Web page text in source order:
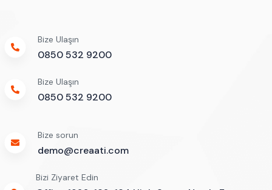
Bize Ulaşın
0850 532 9200
Bize Ulaşın
0850 532 9200
Bize sorun
demo@creaati.com
Bizi Ziyaret Edin